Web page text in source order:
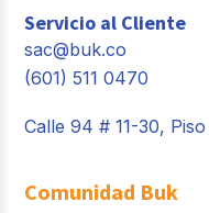
Servicio al Cliente
sac@buk.co
(601) 511 0470
Calle 94 # 11-30,
Comunidad Buk